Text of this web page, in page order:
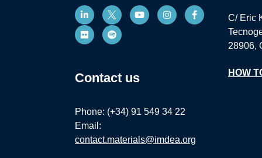
Contact us
Phone: (+34) 91 549 34 22
Email:
contact.materials@imdea.org
C/ Eric
28906,
HOW